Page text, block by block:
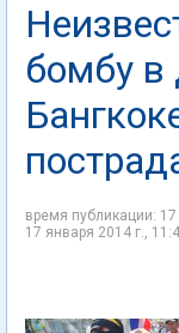
бомбу в
время публикации:
17 января 2014 г.,